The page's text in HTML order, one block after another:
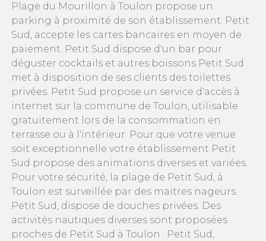
Plage du Mourillon à Toulon propose un
parking à proximité de son établissement. Petit
Sud, accepte les cartes bancaires en moyen de
paiement. Petit Sud dispose d'un bar pour
déguster cocktails et autres boissons Petit Sud
met à disposition de ses clients des toilettes
privées. Petit Sud propose un service d'accès à
internet sur la commune de Toulon, utilisable
gratuitement lors de la consommation en
terrasse ou à l'intérieur. Pour que votre venue
soit exceptionnelle votre établissement Petit
Sud propose des animations diverses et variées.
Pour votre sécurité, la plage de Petit Sud, à
Toulon est surveillée par des maitres nageurs.
Petit Sud, dispose de douches privées. Des
activités nautiques diverses sont proposées
proches de Petit Sud à Toulon . Petit Sud,